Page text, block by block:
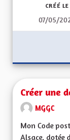
CRÉÉ LE
07/05/
Créer une
MGGC
Mon Code
Alsace, dotée